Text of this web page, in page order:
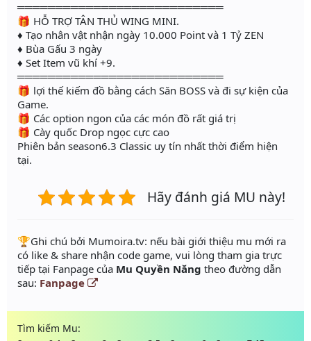
═══════════════════════════
🎁 HỖ TRỢ TÂN THỦ WING MINI.
♦ Tạo nhân vật nhận ngày 10.000 Point và 1 Tỷ ZEN
♦ Bùa Gấu 3 ngày
♦ Set Item vũ khí +9.
═══════════════════════════
🎁 lợi thế kiếm đồ bằng cách Săn BOSS và đi sự kiện của
Game.
🎁 Các option ngon của các món đồ rất giá trị
🎁 Cày quốc Drop ngọc cực cao
Phiên bản season6.3 Classic uy tín nhất thời điểm hiện
tại.
Hãy đánh giá MU này!
️🏆Ghi chú bởi Mumoira.tv: nếu bài giới thiệu mu mới ra
có like & share nhận code game, vui lòng tham gia trực
tiếp tại Fanpage của Mu Quyền Năng theo đường dẫn
sau: Fanpage
Tìm kiếm Mu: